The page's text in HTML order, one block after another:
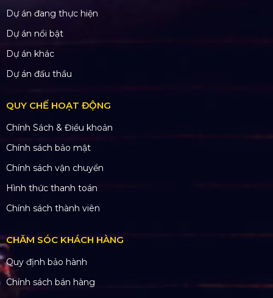
Dự án đang thực hiện
Dự án nổi bật
Dự án khác
Dự án đấu thầu
QUY CHẾ HOẠT ĐỘNG
Chính Sách & Điều khoản
Chính sách bảo mật
Chính sách vận chuyển
Hình thức thanh toán
Chính sách thành viên
CHĂM SÓC KHÁCH HÀNG
Quy định bảo hành
Chính sách bán hàng